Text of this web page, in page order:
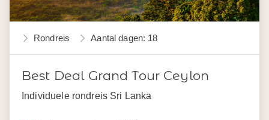
Rondreis Aantal dagen: 18
Best Deal Grand Tour Ceylon
Individuele rondreis Sri Lanka